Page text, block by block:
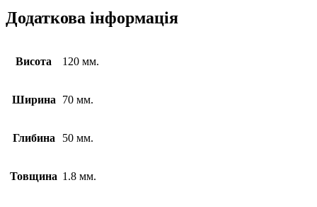
Додаткова інформація
Висота 120 мм.
Ширина 70 мм.
Глибина 50 мм.
Товщина 1.8 мм.